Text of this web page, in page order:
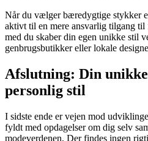
Når du vælger bæredygtige stykker
aktivt til en mere ansvarlig tilgang
med du skaber din egen unikke stil
genbrugsbutikker eller lokale
Afslutning: Din
personlig stil
I sidste ende er vejen mod
fyldt med opdagelser om dig selv
modeverdenen. Der findes ingen